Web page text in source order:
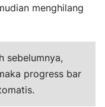
menghilang
sebelumnya,
progress bar